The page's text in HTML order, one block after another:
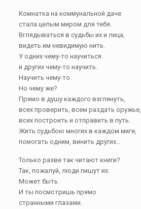
Комнатка на коммунальной даче
стала целым миром для тебя.
Вглядываться в судьбы их и лица,
видеть им невидимую нить.
У одних чему-то научиться
и других чему-то научить.
Научить чему-то.
Но чему же?
Прямо в душу каждого взглянуть,
всех проверить, всем раздать оружье,
всех построить и отправить в путь.
Жить судьбою многих в каждом миге,
помогать одним, винить других…
Только разве так читают книги?
Так, пожалуй, люди пишут их.
Может быть.
И ты посмотришь прямо
странными глазами.